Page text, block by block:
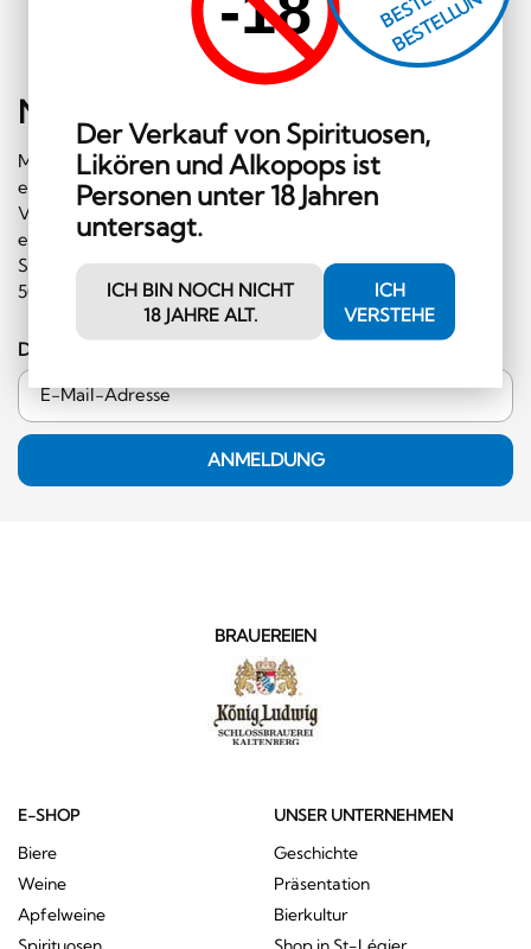
Der Verkauf von Spirituosen,
Likören und Alkopops ist
Personen unter 18 Jahren
untersagt.
ICH BIN NOCH NICHT
18 JAHRE ALT.
ICH
VERSTEHE
Newsletter abonnieren
Melden Sie sich gleich für unseren Newsletter an und
erhalten Sie regelmäßig Informationen über
Veranstaltungen und Sonderangebote. Ausserdem
erhalten Sie einen Gutschein im Wert von CHF 10.00, den
Sie im Shop einlösen können (Mindestbestellwert CHF
50.00 und ausserhalb der Kategorie Hochprozentiges)!
N
L
G!
Deine E-Mail-Adresse
ANMELDUNG
BRAUEREIEN
E-SHOP
Biere
Weine
Apfelweine
UNSER UNTERNEHMEN
Geschichte
Präsentation
Bierkultur